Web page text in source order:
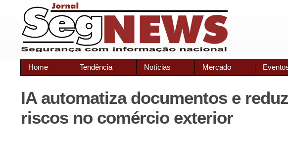
Home Tendência Notícias Mercado
IA automatiza documentos e reduz
riscos no comércio exterior